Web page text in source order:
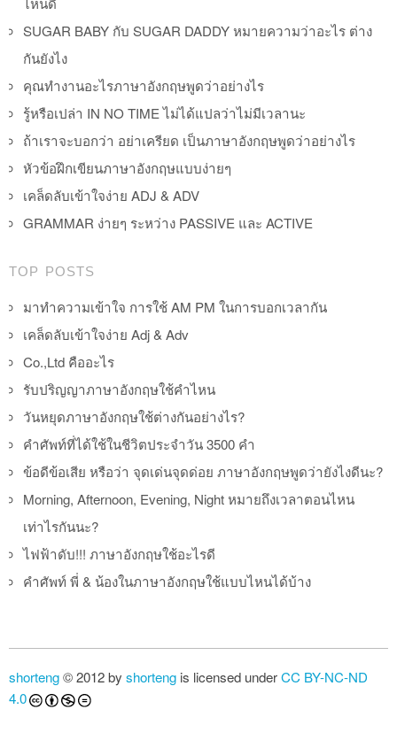
SUGAR BABY กับ SUGAR DADDY หมายความว่าอะไร ต่าง
กันยังไง
คุณทำงานอะไรภาษาอังกฤษพูดว่าอย่างไร
รู้หรือเปล่า IN NO TIME ไม่ได้แปลว่าไม่มีเวลานะ
ถ้าเราจะบอกว่า อย่าเครียด เป็นภาษาอังกฤษพูดว่าอย่างไร
หัวข้อฝึกเขียนภาษาอังกฤษแบบง่ายๆ
เคล็ดลับเข้าใจง่าย ADJ & ADV
GRAMMAR ง่ายๆ ระหว่าง PASSIVE และ ACTIVE
TOP POSTS
มาทำความเข้าใจ การใช้ AM PM ในการบอกเวลากัน
เคล็ดลับเข้าใจง่าย Adj & Adv
Co.,Ltd คืออะไร
รับปริญญาภาษาอังกฤษใช้คำไหน
วันหยุดภาษาอังกฤษใช้ต่างกันอย่างไร?
คำศัพท์ที่ได้ใช้ในชีวิตประจำวัน 3500 คำ
ข้อดีข้อเสีย หรือว่า จุดเด่นจุดด่อย ภาษาอังกฤษพูดว่ายังไงดีนะ?
Morning, Afternoon, Evening, Night หมายถึงเวลาตอนไหน
เท่าไรกันนะ?
ไฟฟ้าดับ!!! ภาษาอังกฤษใช้อะไรดี
คำศัพท์ พี่ & น้องในภาษาอังกฤษใช้แบบไหนได้บ้าง
shorteng© 2012 by shorteng is licensed underCC BY-NC-ND
4.0